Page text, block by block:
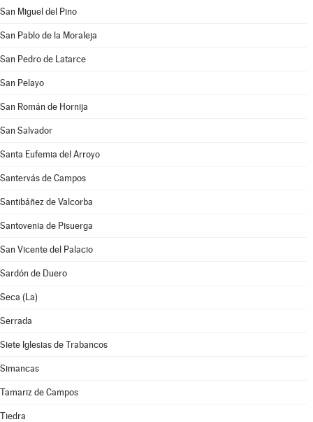
San Miguel del Pino
San Pablo de la Moraleja
San Pedro de Latarce
San Pelayo
San Román de Hornija
San Salvador
Santa Eufemia del Arroyo
Santervás de Campos
Santibáñez de Valcorba
Santovenia de Pisuerga
San Vicente del Palacio
Sardón de Duero
Seca (La)
Serrada
Siete Iglesias de Trabancos
Simancas
Tamariz de Campos
Tiedra